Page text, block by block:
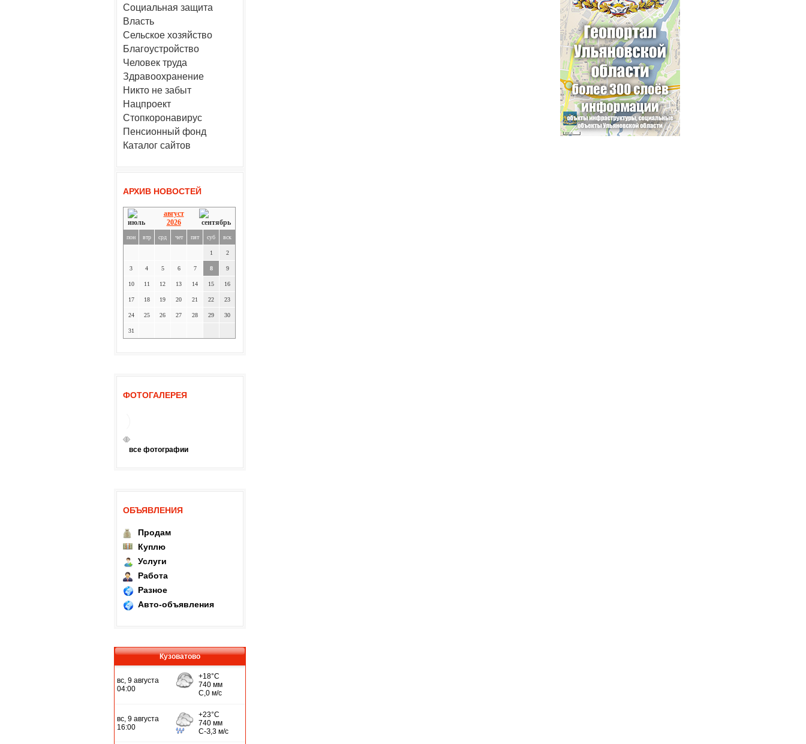
Социальная защита
Власть
Сельское хозяйство
Благоустройство
Человек труда
Здравоохранение
Никто не забыт
Нацпроект
Стопкоронавирус
Пенсионный фонд
Каталог сайтов
АРХИВ НОВОСТЕЙ
август
2026
пон втр срд чет пят суб вск
1 2
3 4 5 6 7 8 9
10 11 12 13 14 15 16
17 18 19 20 21 22 23
24 25 26 27 28 29 30
31
ФОТОГАЛЕРЕЯ
все фотографии
ОБЪЯВЛЕНИЯ
Продам
Куплю
Услуги
Работа
Разное
Авто-объявления
Кузоватово